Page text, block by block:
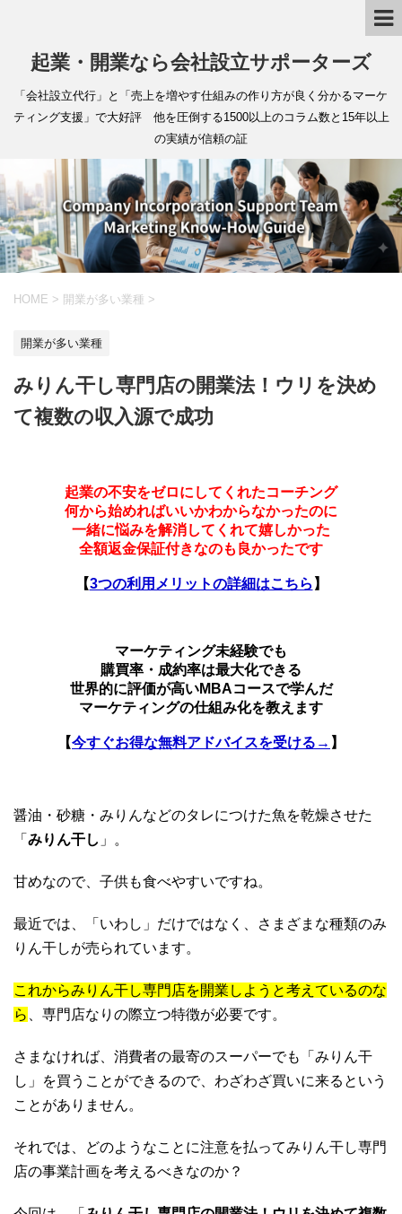
起業・開業なら会社設立サポーターズ
「会社設立代行」と「売上を増やす仕組みの作り方が良く分かるマーケ
ティング支援」で大好評 他を圧倒する1500以上のコラム数と15年以上
の実績が信頼の証
HOME > 開業が多い業種 >
開業が多い業種
みりん干し専門店の開業法！ウリを決め
て複数の収入源で成功
起業の不安をゼロにしてくれたコーチング
何から始めればいいかわからなかったのに
一緒に悩みを解消してくれて嬉しかった
全額返金保証付きなのも良かったです
【3つの利用メリットの詳細はこちら 】
マーケティング未経験でも
購買率・成約率は最大化できる
世界的に評価が高いMBAコースで学んだ
マーケティングの仕組み化を教えます
【今すぐお得な無料アドバイスを受ける→ 】
醤油・砂糖・みりんなどのタレにつけた魚を乾燥させた
「 みりん干し 」。
甘めなので、子供も食べやすいですね。
最近では、「いわし」だけではなく、さまざまな種類のみ
りん干しが売られています。
これからみりん干し専門店を開業しようと考えているのな
ら
、専門店なりの際立つ特徴が必要です。
さまなければ、消費者の最寄のスーパーでも「みりん干
し」を買うことができるので、わざわざ買いに来るという
ことがありません。
それでは、どのようなことに注意を払ってみりん干し専門
店の事業計画を考えるべきなのか？